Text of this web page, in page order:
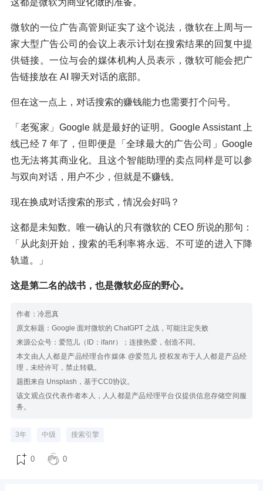
这都是微软为商业化做的准备。
微软的一位广告高管则证实了这个说法，微软在上周与一
家大型广告公司的会议上表示计划在搜索结果的回复中提
供链接。一位与会的媒体机构人员表示，微软可能会把广
告链接放在 AI 聊天对话的底部。
但在这一点上，对话搜索的赚钱能力也需要打个问号。
「老冤家」Google 就是最好的证明。Google Assistant 上
线已经 7 年了，但即便是「全球最大的广告公司」Google
也无法将其商业化。且这个智能助理的卖点同样是可以参
与双向对话，用户不少，但就是不赚钱。
现在换成对话搜索的形式，情况会好吗？
这都是未知数。唯一确认的只有微软的 CEO 所说的那句：
「从此刻开始，搜索的毛利率将永远、不可逆的进入下降
轨道。」
这是第二名的战书，也是微软必应的野心。
作者：冷思真
原文标题：Google 面对微软的 ChatGPT 之战，可能注定失败
来源公众号：爱范儿（ID：ifanr）；连接热爱，创造不同。
本文由人人都是产品经理合作媒体 @爱范儿 授权发布于人人都是产品经
理，未经许可，禁止转载。
题图来自 Unsplash，基于CC0协议。
该文观点仅代表作者本人，人人都是产品经理平台仅提供信息存储空间服
务。
3年 中级 搜索引擎
0 0